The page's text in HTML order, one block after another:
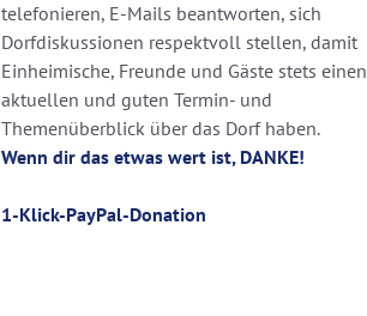
telefonieren, E-Mails beantworten, sich
Dorfdiskussionen respektvoll stellen, damit
Einheimische, Freunde und Gäste stets einen
aktuellen und guten Termin- und
Themenüberblick über das Dorf haben.
Wenn dir das etwas wert ist, DANKE!
1-Klick-PayPal-Donation